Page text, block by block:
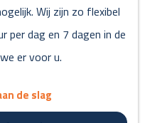
Wij zijn zo flexibel
per dag en 7 dagen in de
er voor u.
de slag